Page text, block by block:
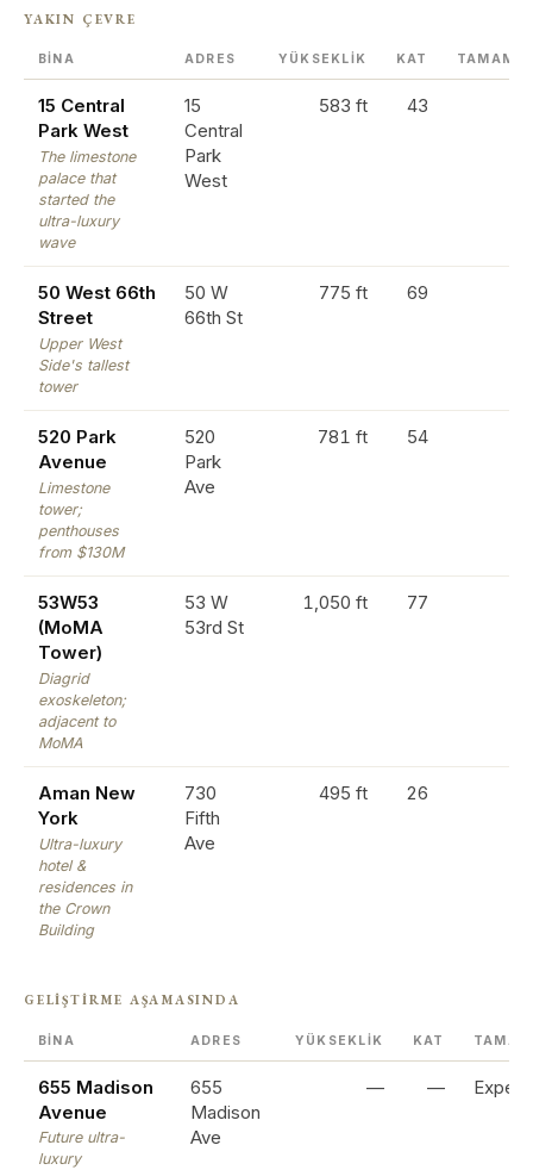
YAKIN ÇEVRE
BINA ADRES YÜKSEKLIK KAT
15 Central
Park West
The limestone
palace that
started the
ultra-luxury
wave
15
Central
Park
West
583 ft 43
50 West 66th
Street
Upper West
Side's tallest
tower
50 W
66th St
775 ft 69
520 Park
Avenue
Limestone
tower;
penthouses
from $130M
520
Park
Ave
781 ft 54
53W53
(MoMA
Tower)
Diagrid
exoskeleton;
adjacent to
MoMA
53 W
53rd St
1,050 ft 77
Aman New
York
Ultra-luxury
hotel &
residences in
the Crown
Building
730
Fifth
Ave
495 ft 26
GELIŞTIRME AŞAMASINDA
BINA ADRES YÜKSEKLIK KAT
655 Madison
Avenue
Future ultra-
luxury
655
Madison
Ave
— —